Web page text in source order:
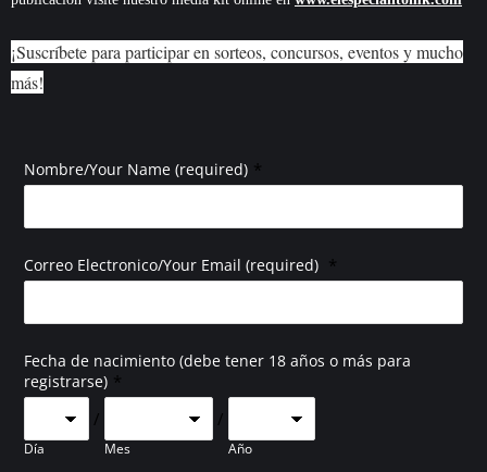
¡Suscríbete para participar en sorteos, concursos, eventos y mucho
más!
Nombre/Your Name (required) *
Correo Electronico/Your Email (required) *
Fecha de nacimiento (debe tener 18 años o más para
registrarse) *
Día
/
Mes
/
Año